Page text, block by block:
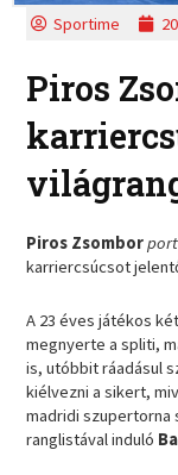
Sportime
Piros
Piros Zsombor
karriercsúcsot
A 23 éves játékos
megnyerte a spliti,
is, utóbbit ráadásul
kiélvezni a sikert,
madridi
ranglistával induló